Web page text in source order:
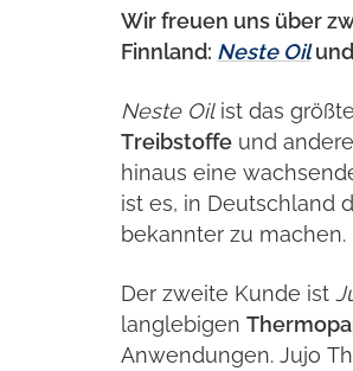
Wir freuen uns über
Finnland: Neste Oilund
Neste Oilist das
Treibstoffe und
hinaus eine
ist es, in Deutschland
bekannter zu machen.
Der zweite Kunde ist
langlebigen
Anwendungen. Jujo